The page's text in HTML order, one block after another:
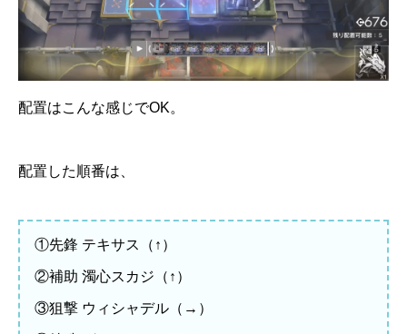
配置はこんな感じでOK。
配置した順番は、
①先鋒 テキサス（↑）
②補助 濁心スカジ（↑）
③狙撃 ウィシャデル（→）